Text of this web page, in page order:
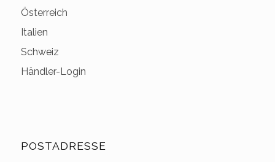
Österreich
Italien
Schweiz
Händler-Login
POSTADRESSE